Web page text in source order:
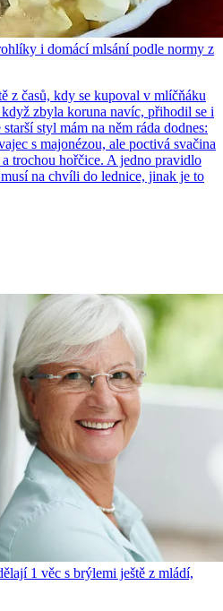
i domácí mlsání podle normy z
z časů, kdy se kupoval v mlíčňáku
zbyla koruna navíc, přihodil se i
styl mám na něm ráda dodnes:
s majonézou, ale poctivá svačina
trochou hořčice. A jedno pravidlo
na chvíli do lednice, jinak je to
1 věc s brýlemi ještě z mládí,